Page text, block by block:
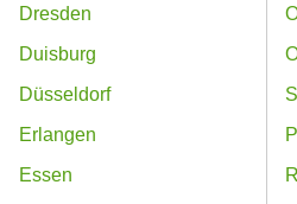
Dresden
Duisburg
Düsseldorf
Erlangen
Essen